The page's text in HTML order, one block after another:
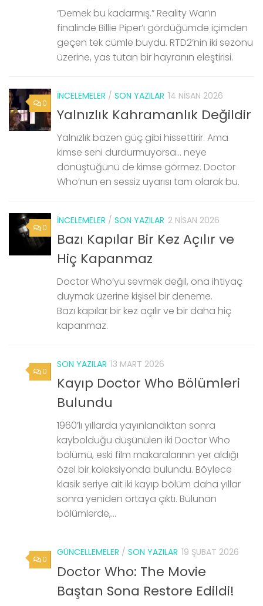
“Demek bu kadarmış.” Reality War’ın
finalinde Billie Piper’ı gördüğümde içimden
geçen tek cümle buydu. RTD2’nin iki sezonu
üzerine, yas tutan bir hayranın eleştirisi.
0
İNCELEMELER / SON YAZILAR 14 NISAN 2026
Yalnızlık Kahramanlık Değildir
Yalnızlık bazen güç gibi hissettirir. Ama
kimse seni durdurmuyorsa… neye
dönüştüğünü de kimse görmez. Doctor
Who’nun en sessiz uyarısı tam olarak bu.
0
İNCELEMELER / SON YAZILAR 2 NISAN 2026
Bazı Kapılar Bir Kez Açılır ve
Hiç Kapanmaz
Doctor Who’yu sevmek değil, ona ihtiyaç
duymak üzerine kişisel bir deneme.
Bazı kapılar bir kez açılır ve bir daha hiç
kapanmaz.
0
SON YAZILAR 13 MART 2026
Kayıp Doctor Who Bölümleri
Bulundu
1960’lı yıllarda yayınlandıktan sonra
kaybolduğu düşünülen iki Doctor Who
bölümü, eski film makaralarının yer aldığı
özel bir koleksiyonda bulundu. Böylece
klasik seriye ait iki kayıp bölüm daha yıllar
sonra yeniden ortaya çıktı. Bulunan
bölümlerde,...
0
GÜNCELLEMELER / SON YAZILAR 19 ŞUBAT 2026
Doctor Who: The Movie
Baştan Sona Restore Edildi!